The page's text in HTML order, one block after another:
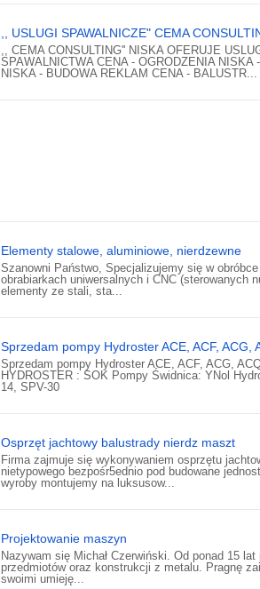
,, USLUGI SPAWALNICZE" CEMA
,, CEMA CONSULTING'' NISKA OFERUJE
SPAWALNICTWA CENA - OGRODZENIA NISKA
NISKA - BUDOWA REKLAM CENA - BALUSTR...
Elementy stalowe, aluminiowe, nierdzewne
Szanowni Państwo, Specjalizujemy się w
obrabiarkach uniwersalnych i CNC (sterowanych
elementy ze stali, sta...
Sprzedam pompy Hydroster ACE, ACF, ACG,
Sprzedam pompy Hydroster ACE, ACF, ACG,
HYDROSTER : SOK Pompy Świdnica: YNol
14, SPV-30
Osprzęt jachtowy balustrady nierdz maszt
Firma zajmuje się wykonywaniem osprzętu
nietypowego bezpośr5ednio pod budowane
wyroby montujemy na luksusow...
Projektowanie maszyn
Nazywam się Michał Czerwiński. Od ponad 15
przedmiotów oraz konstrukcji z metalu. Pragnę
swoimi umieję...